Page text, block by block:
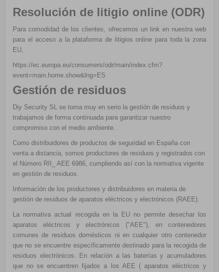
Resolución de litigio online (ODR)
Para comodidad de los clientes, ofrecemos un link en nuestra web
para el acceso a la plataforma de litigios online para toda la zona
EU,
https://ec.europa.eu/consumers/odr/main/index.cfm?
event=main.home.show&lng=ES
Gestión de residuos
Diy Security SL se toma muy en serio la gestión de residuos y
trabajamos de forma continuada para garantizar nuestro
compromiso con el medio ambiente.
Como distribuidores de productos de seguridad en España con
venta a distancia, somos productores de residuos y registrados con
el Número RII_ AEE 6986, cumpliendo así con la normativa vigente
en gestión de residuos.
Información de los productores y distribuidores en materia de
gestión de residuos de aparatos eléctricos y electrónicos (RAEE).
La normativa actual recogida en la EU no permite desechar los
aparatos eléctricos y electrónicos ("AEE"), en contenedores
comunes de residuos domésticos ni en cualquier otro contenedor
que no se encuentre específicamente destinado para la recogida de
residuos electrónicos. En relación a las baterías y acumuladores
que no se encuentren fijados a los AEE ( aparatos eléctricos y